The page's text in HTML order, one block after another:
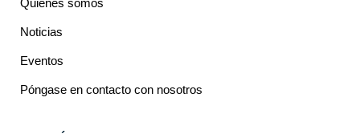
Quiénes somos
Noticias
Eventos
Póngase en contacto con nosotros